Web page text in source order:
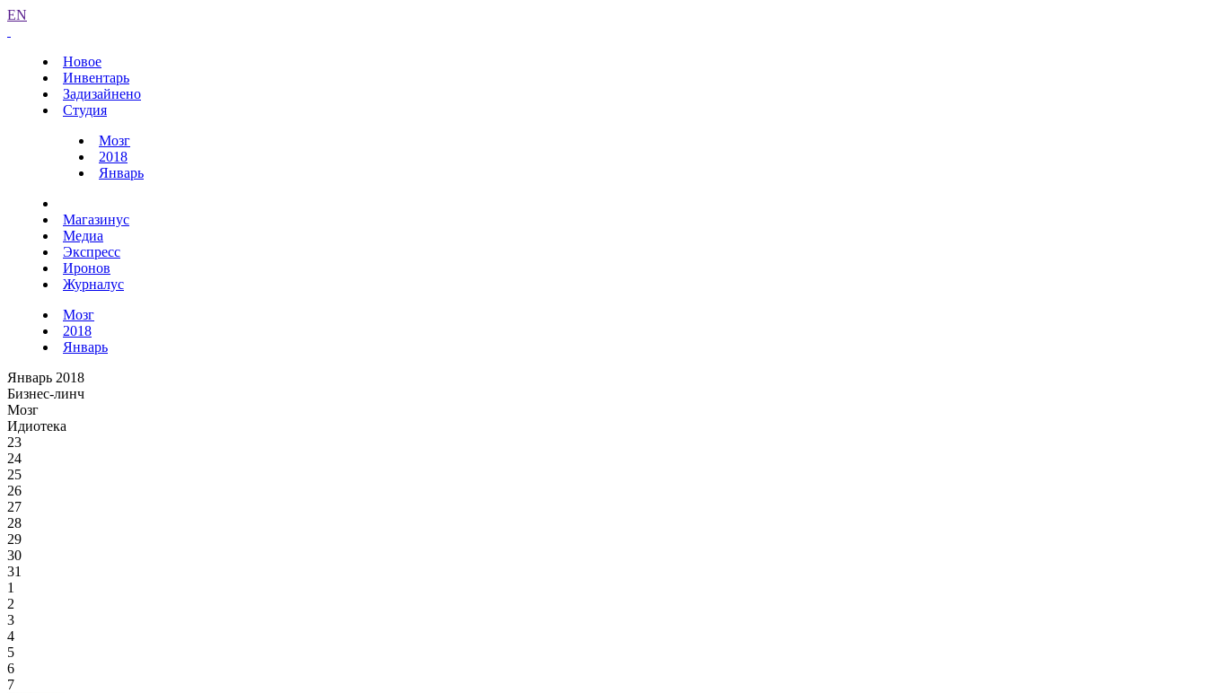
EN
Новое
Инвентарь
Задизайнено
Студия
Мозг
2018
Январь
Магазинус
Медиа
Экспресс
Иронов
Журналус
Мозг
2018
Январь
Январь 2018
Бизнес-линч
Мозг
Идиотека
23
24
25
26
27
28
29
30
31
1
2
3
4
5
6
7